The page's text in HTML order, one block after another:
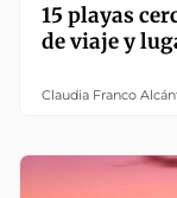
15 playas
de viaje y
Claudia Franco